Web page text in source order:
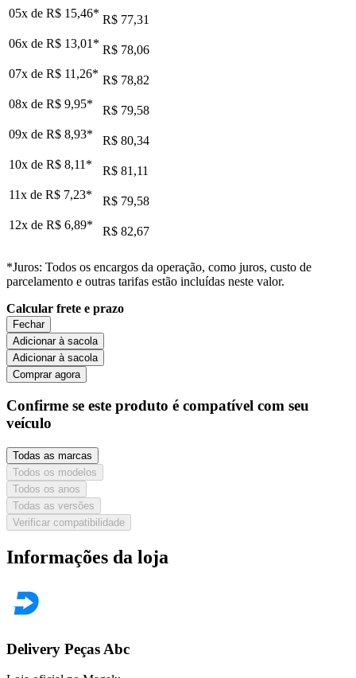
05x de R$ 15,46* R$ 77,31
06x de R$ 13,01 * R$ 78,06
07x de R$ 11,26* R$ 78,82
08x de R$ 9,95*
R$ 79,58
09x de R$ 8,93*
R$ 80,34
10x de R$ 8,11 *
R$ 81,11
11x de R$ 7,23*
R$ 79,58
12x de R$ 6,89* R$ 82,67
*Juros: Todos os encargos da operação, como juros, custo de
parcelamento e outras tarifas estão incluídas neste valor.
Calcular frete e prazo
Fechar
Adicionar à sacola
Adicionar à sacola
Comprar agora
Confirme se este produto é compatível com seu
veículo
Todas as marcas
Todos os modelos
Todos os anos
Todas as versões
Verificar compatibilidade
Informações da loja
Delivery Peças Abc